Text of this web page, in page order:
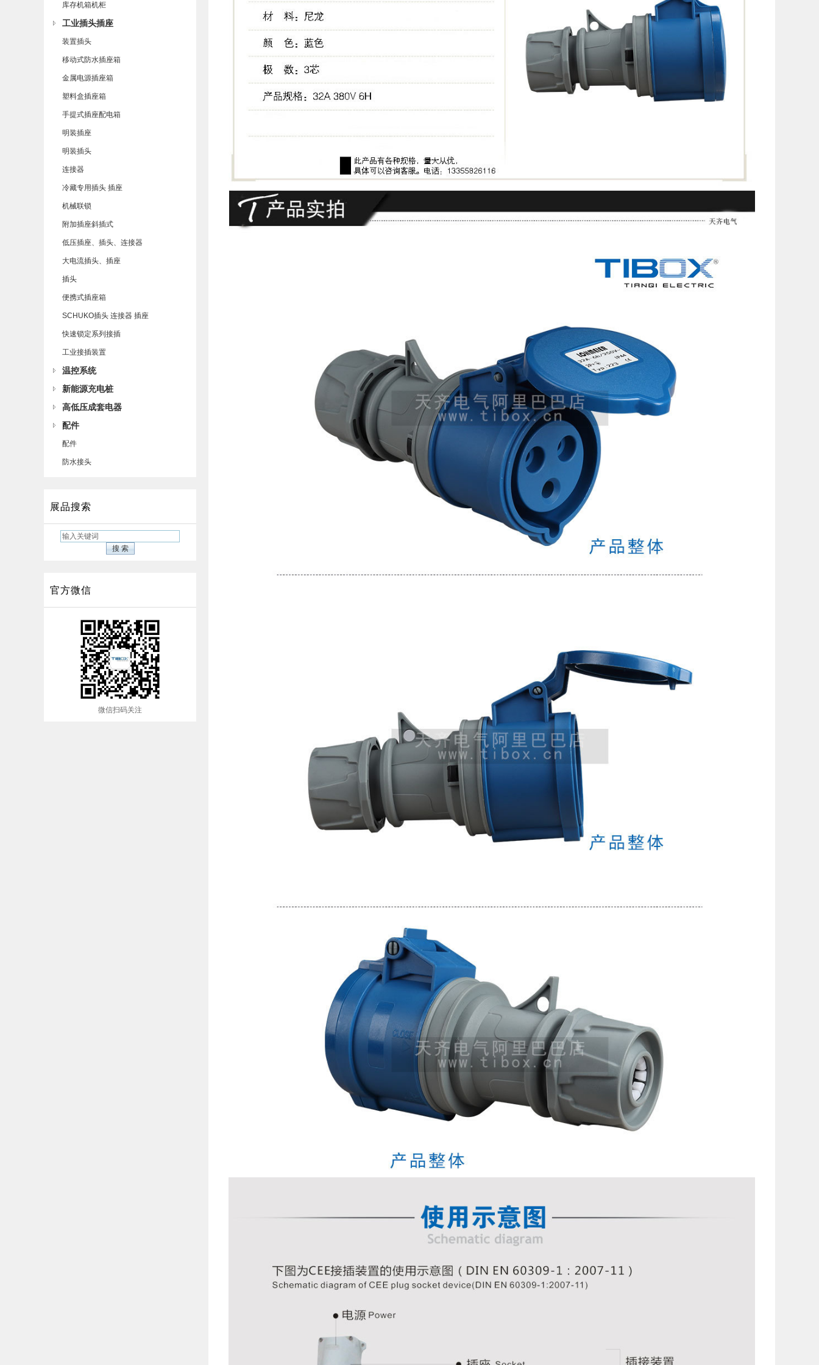
库存机箱机柜
工业插头插座
装置插头
移动式防水插座箱
金属电源插座箱
塑料盒插座箱
手提式插座配电箱
明装插座
明装插头
连接器
冷藏专用插头 插座
机械联锁
附加插座斜插式
低压插座、插头、连接器
大电流插头、插座
插头
便携式插座箱
SCHUKO插头 连接器 插座
快速锁定系列接插
工业接插装置
温控系统
新能源充电桩
高低压成套电器
配件
配件
防水接头
展品搜索
官方微信
微信扫码关注